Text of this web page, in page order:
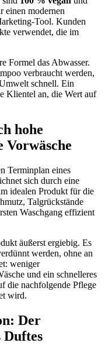
einen modernen
Tool. Kunden
verwendet, die im
Formel das Abwasser.
verbraucht werden,
schnell. Ein
Klientel an, die Wert auf
hohe
Vorwäsche
Terminplan eines
sich durch eine
idealen Produkt für die
Talgrückstände
Waschgang effizient
äußerst ergiebig. Es
werden, ohne an
weniger
und ein schnelleres
die nachfolgende Pflege
wird.
Der
Duftes